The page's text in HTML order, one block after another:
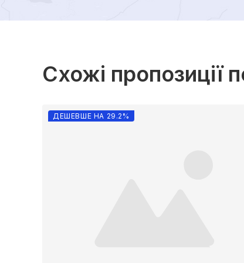
Схожі пропозиції
ДЕШЕВШЕ НА 29.2%